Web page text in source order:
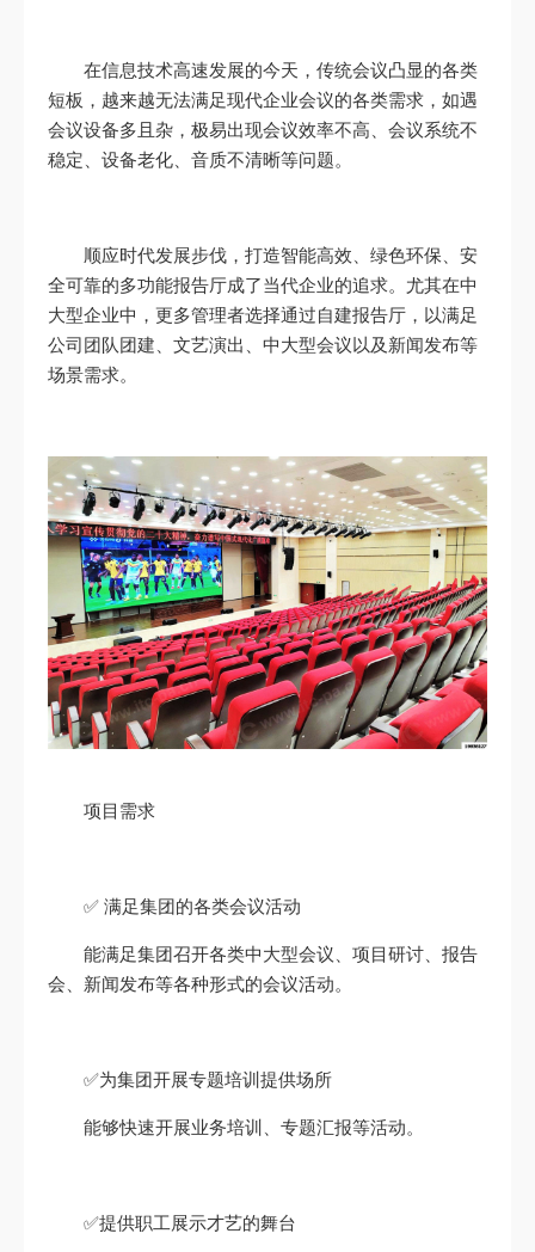
在信息技术高速发展的今天，传统会议凸显的各类
短板，越来越无法满足现代企业会议的各类需求，如遇
会议设备多且杂，极易出现会议效率不高、会议系统不
稳定、设备老化、音质不清晰等问题。
顺应时代发展步伐，打造智能高效、绿色环保、安
全可靠的多功能报告厅成了当代企业的追求。尤其在中
大型企业中，更多管理者选择通过自建报告厅，以满足
公司团队团建、文艺演出、中大型会议以及新闻发布等
场景需求。
项目需求
✅ 满足集团的各类会议活动
能满足集团召开各类中大型会议、项目研讨、报告
会、新闻发布等各种形式的会议活动。
✅为集团开展专题培训提供场所
能够快速开展业务培训、专题汇报等活动。
✅提供职工展示才艺的舞台